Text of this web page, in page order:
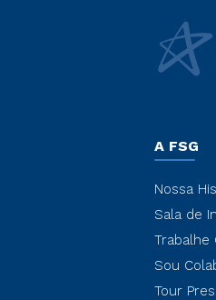
A FSG
Nossa
Sala de
Trabalhe
Sou
Tour